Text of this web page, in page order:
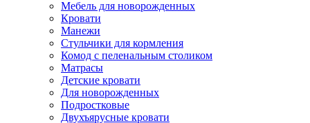
Мебель для новорожденных
Кровати
Манежи
Стульчики для кормления
Комод с пеленальным столиком
Матрасы
Детские кровати
Для новорожденных
Подростковые
Двухъярусные кровати